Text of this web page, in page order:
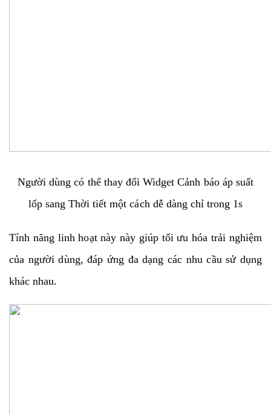
Người dùng có thể thay đổi Widget Cảnh báo áp suất
lốp sang Thời tiết một cách dễ dàng chỉ trong 1s
Tính năng linh hoạt này này giúp tối ưu hóa trải nghiệm
của người dùng, đáp ứng đa dạng các nhu cầu sử dụng
khác nhau.